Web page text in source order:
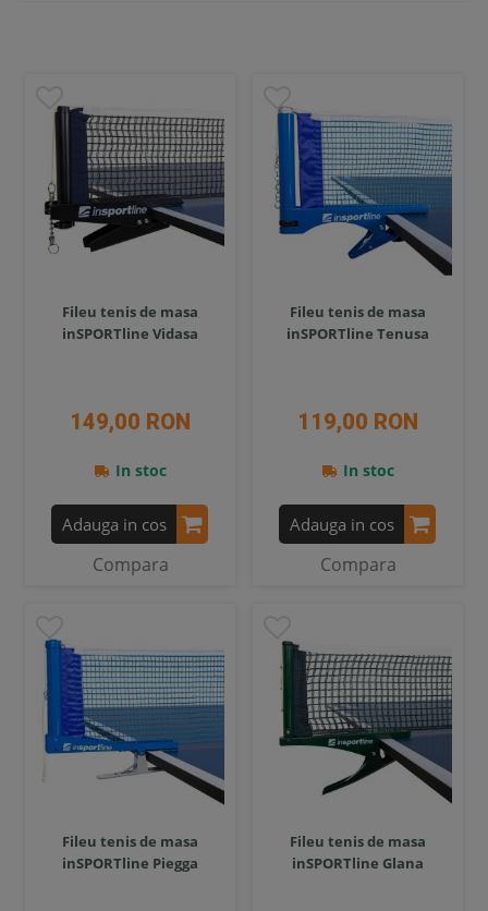
Fileu tenis de masa
inSPORTline Vidasa
149,00 RON
In stoc
Adauga in cos
Compara
Fileu tenis de masa
inSPORTline Tenusa
119,00 RON
In stoc
Adauga in cos
Compara
Fileu tenis de masa
inSPORTline Piegga
Fileu tenis de masa
inSPORTline Glana